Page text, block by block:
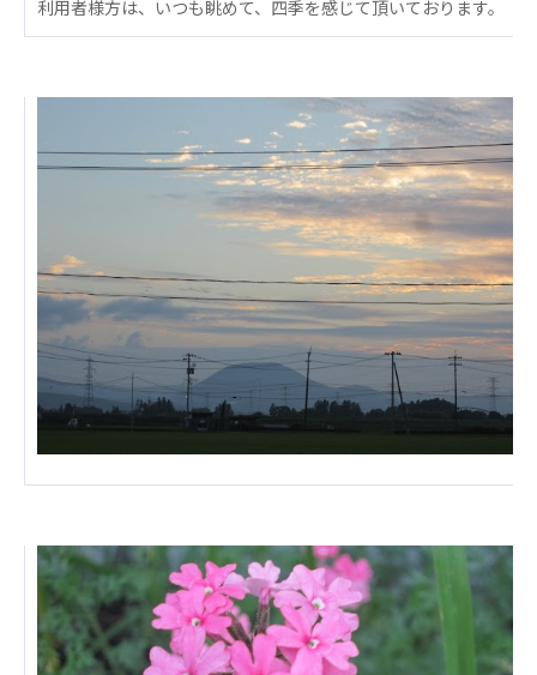
医療法人社団 美翔会
医療法人社団 デンタルケアコミュニティ
フォレストデンタルクリニック
医療法人 共生会
松園病院介護医療院
こうのす共生病院
OKP with Life クリニック
こうのすナーシングホーム共生園
あげお共生の家
利用者様方は、いつも眺めて、四季を感じて頂いております。